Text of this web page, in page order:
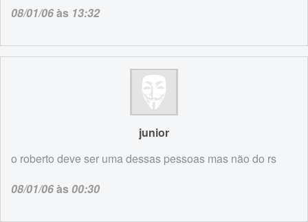
08/01/06às 13:32
junior
o roberto deve ser uma dessas pessoas mas não do rs
08/01/06às00:30